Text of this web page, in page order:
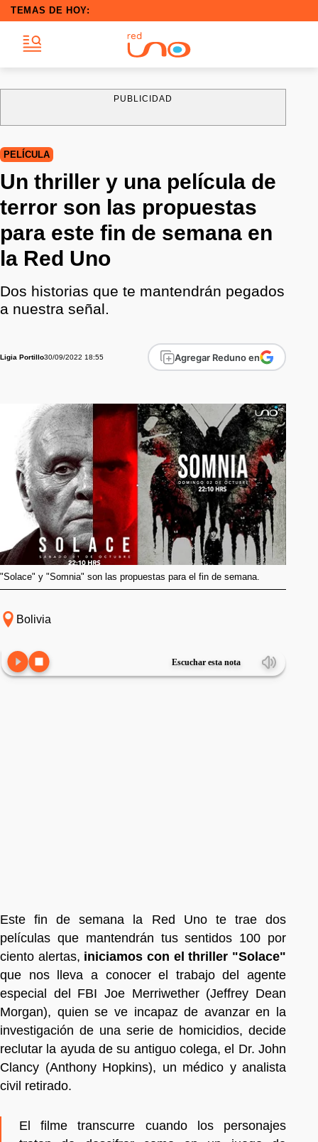
TEMAS DE HOY:
PUBLICIDAD
PELÍCULA
Un thriller y una película de
terror son las propuestas
para este fin de semana en
la Red Uno
Dos historias que te mantendrán pegados
a nuestra señal.
Ligia Portillo30/09/2022 18:55 Agregar Reduno en
"Solace" y "Somnia" son las propuestas para el fin de semana.
Bolivia
Escuchar esta nota
Este fin de semana la Red Uno te trae dos
películas que mantendrán tus sentidos 100 por
ciento alertas, iniciamos con el thriller "Solace"
que nos lleva a conocer el trabajo del agente
especial del FBI Joe Merriwether (Jeffrey Dean
Morgan), quien se ve incapaz de avanzar en la
investigación de una serie de homicidios, decide
reclutar la ayuda de su antiguo colega, el Dr. John
Clancy (Anthony Hopkins), un médico y analista
civil retirado.
El filme transcurre cuando los personajes